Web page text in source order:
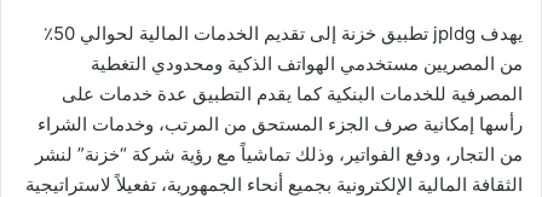
يهدف jpldg تطبيق خزنة إلى تقديم الخدمات المالية لحوالي 50٪
من المصريين مستخدمي الهواتف الذكية ومحدودي التغطية
المصرفية للخدمات البنكية كما يقدم التطبيق عدة خدمات على
رأسها إمكانية صرف الجزء المستحق من المرتب، وخدمات الشراء
من التجار، ودفع الفواتير، وذلك تماشياً مع رؤية شركة “خزنة” لنشر
الثقافة المالية الإلكترونية بجميع أنحاء الجمهورية، تفعيلاً لاستراتيجية